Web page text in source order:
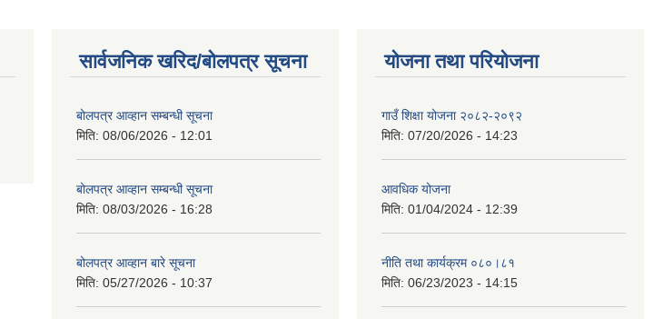
सार्वजनिक खरिद/बोलपत्र सूचना
बोलपत्र आव्हान सम्बन्धी सूचना
मिति: 08/06/2026 - 12:01
बोलपत्र आव्हान सम्बन्धी सूचना
मिति: 08/03/2026 - 16:28
बोलपत्र आव्हान बारे सूचना
मिति: 05/27/2026 - 10:37
योजना तथा परियोजना
गाउँ शिक्षा योजना २०८२-२०९२
मिति: 07/20/2026 - 14:23
आवधिक योजना
मिति: 01/04/2024 - 12:39
नीति तथा कार्यक्रम ०८०।८१
मिति: 06/23/2023 - 14:15